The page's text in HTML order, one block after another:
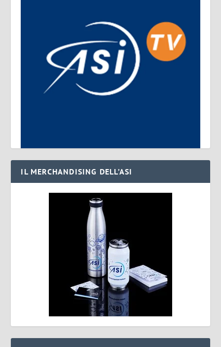
IL MERCHANDISING DELL’ASI